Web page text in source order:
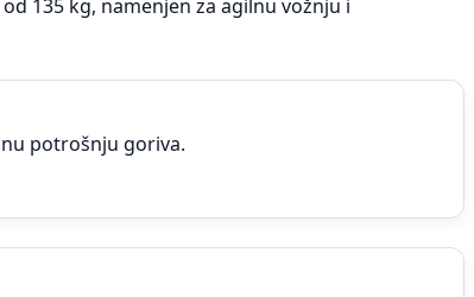
135 kg, namenjen za agilnu vožnju i
potrošnju goriva.